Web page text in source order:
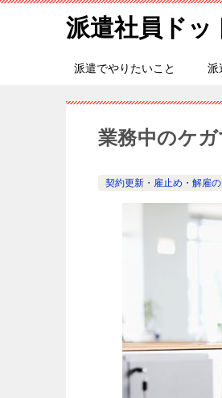
派遣社員ドッ
派遣でやりたいこと 派
業務中のケ
契約更新・雇止め・解雇